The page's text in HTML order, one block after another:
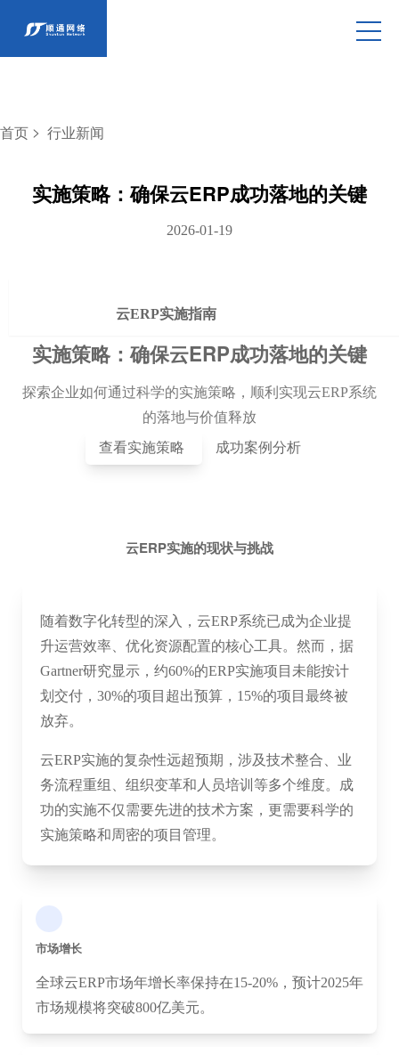
首页 > 行业新闻
实施策略：确保云ERP成功落地的关键
2026-01-19
云ERP实施指南
实施策略：确保云ERP成功落地的关键
探索企业如何通过科学的实施策略，顺利实现云ERP系统
的落地与价值释放
查看实施策略
成功案例分析
云ERP实施的现状与挑战
随着数字化转型的深入，云ERP系统已成为企业提
升运营效率、优化资源配置的核心工具。然而，据
Gartner研究显示，约60%的ERP实施项目未能按计
划交付，30%的项目超出预算，15%的项目最终被
放弃。
云ERP实施的复杂性远超预期，涉及技术整合、业
务流程重组、组织变革和人员培训等多个维度。成
功的实施不仅需要先进的技术方案，更需要科学的
实施策略和周密的项目管理。
市场增长
全球云ERP市场年增长率保持在15-20%，预计2025年
市场规模将突破800亿美元。